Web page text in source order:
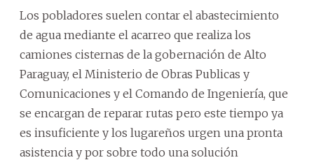
Los pobladores suelen contar el abastecimiento
de agua mediante el acarreo que realiza los
camiones cisternas de la gobernación de Alto
Paraguay, el Ministerio de Obras Publicas y
Comunicaciones y el Comando de Ingeniería, que
se encargan de reparar rutas pero este tiempo ya
es insuficiente y los lugareños urgen una pronta
asistencia y por sobre todo una solución